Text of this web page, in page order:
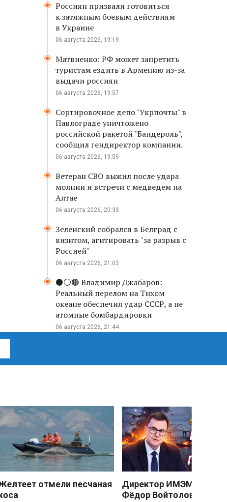
Россиян призвали готовиться
к затяжным боевым действиям
в Украине
06 августа 2026, 19:19
Матвиенко: РФ может запретить
туристам ездить в Армению из-за
выдачи россиян
06 августа 2026, 19:57
Сортировочное депо "Укрпочты" в
Павлограде уничтожено
российской ракетой "Бандероль",
сообщил гендиректор компании.
06 августа 2026, 19:59
Ветеран СВО выжил после удара
молнии и встречи с медведем на
Алтае
06 августа 2026, 20:33
Зеленский собрался в Белград с
визитом, агитировать "за разрыв с
Россией"
06 августа 2026, 21:03
⚫️⚪️🟤 Владимир Джабаров:
Реальный перелом на Тихом
океане обеспечил удар СССР, а не
атомные бомбардировки
06 августа 2026, 21:44
отмели песчаная
Директор ИМЭМО РАН
Фёдор Войтоловский: